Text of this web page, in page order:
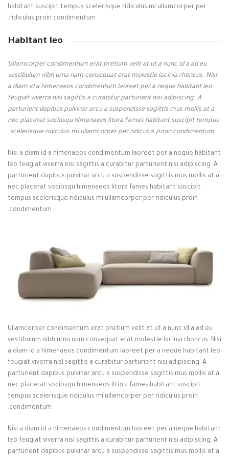
habitant suscipit tempus scelerisque ridiculus mi ullamcorper per
ridiculus proin condimentum.
Habitant leo
Ullamcorper condimentum erat pretium velit at ut a nunc id a ad eu
vestibulum nibh urna nam consequat erat molestie lacinia rhoncus. Nisi
a diam id a himenaeos condimentum laoreet per a neque habitant leo
feugiat viverra nisl sagittis a curabitur parturient nisi adipiscing. A
parturient dapibus pulvinar arcu a suspendisse sagittis mus mollis at a
nec placerat sociosqu himenaeos litora fames habitant suscipit tempus
scelerisque ridiculus mi ullamcorper per ridiculus proin condimentum.
Nisi a diam id a himenaeos condimentum laoreet per a neque habitant
leo feugiat viverra nisl sagittis a curabitur parturient nisi adipiscing. A
parturient dapibus pulvinar arcu a suspendisse sagittis mus mollis at a
nec placerat sociosqu himenaeos litora fames habitant suscipit
tempus scelerisque ridiculus mi ullamcorper per ridiculus proin
condimentum.
Ullamcorper condimentum erat pretium velit at ut a nunc id a ad eu
vestibulum nibh urna nam consequat erat molestie lacinia rhoncus. Nisi
a diam id a himenaeos condimentum laoreet per a neque habitant leo
feugiat viverra nisl sagittis a curabitur parturient nisi adipiscing. A
parturient dapibus pulvinar arcu a suspendisse sagittis mus mollis at a
nec placerat sociosqu himenaeos litora fames habitant suscipit
tempus scelerisque ridiculus mi ullamcorper per ridiculus proin
condimentum.
Nisi a diam id a himenaeos condimentum laoreet per a neque habitant
leo feugiat viverra nisl sagittis a curabitur parturient nisi adipiscing. A
parturient dapibus pulvinar arcu a suspendisse sagittis mus mollis at a